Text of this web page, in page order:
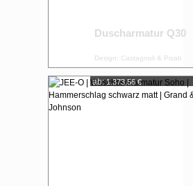
Duscharmatur Q30
Design: Castagnoli & Pisati
ab: 1.373,56 €